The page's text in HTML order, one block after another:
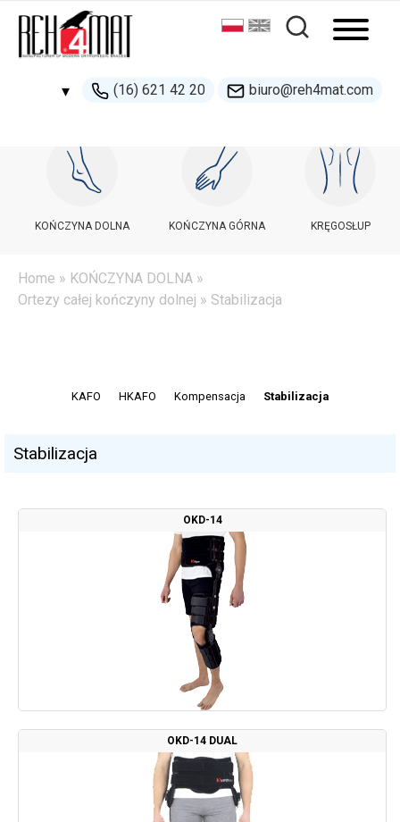
▾ (16) 621 42 20 biuro@reh4mat.com
500 132 274
handel@reh4mat.com
KOŃCZYNA DOLNA KOŃCZYNA GÓRNA KRĘGOSŁUP
Home » KOŃCZYNA DOLNA »
Ortezy całej kończyny dolnej » Stabilizacja
KAFO HKAFO Kompensacja Stabilizacja
Stabilizacja
OKD-14
OKD-14 DUAL